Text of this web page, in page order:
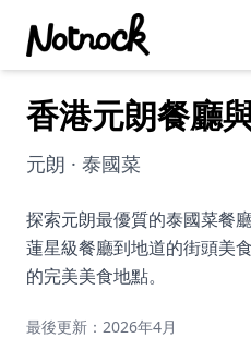
精選活動
博客文章
約會好去處
美食佳餚
香港元朗餐廳
元朗 · 泰國菜
探索元朗最優質的泰國菜餐
蓮星級餐廳到地道的街頭美
的完美美食地點。
最後更新：2026年4月